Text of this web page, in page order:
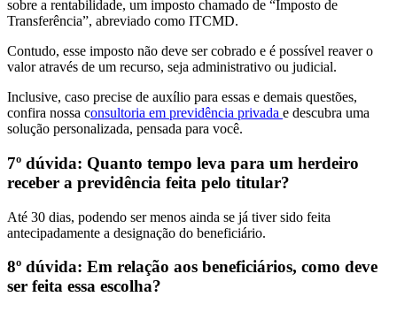
sobre a rentabilidade, um imposto chamado de “Imposto de
Transferência”, abreviado como ITCMD.
Contudo, esse imposto não deve ser cobrado e é possível reaver o
valor através de um recurso, seja administrativo ou judicial.
Inclusive, caso precise de auxílio para essas e demais questões,
confira nossa consultoria em previdência privada e descubra uma
solução personalizada, pensada para você.
7º dúvida: Quanto tempo leva para um herdeiro
receber a previdência feita pelo titular?
Até 30 dias, podendo ser menos ainda se já tiver sido feita
antecipadamente a designação do beneficiário.
8º dúvida: Em relação aos beneficiários, como deve
ser feita essa escolha?